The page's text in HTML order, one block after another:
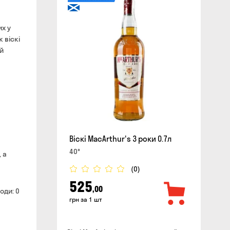
Віскі MacArthur's 3 роки 0.7л
40°
(0)
525,00
грн за 1 шт
у
а
0